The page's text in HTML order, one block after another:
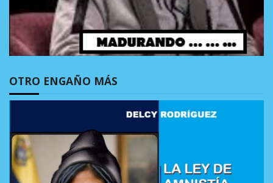
OTRO ENGAÑO MÁS